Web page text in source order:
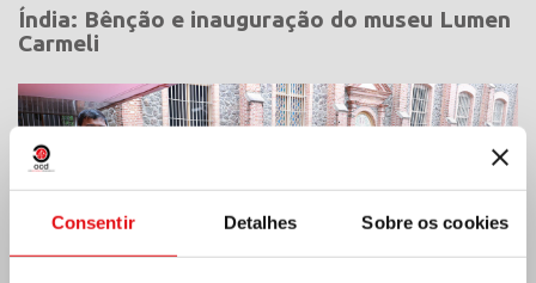
Consentir Detalhes Sobre os cookies
Índia: Bênção e inauguração do museu Lumen
Carmeli